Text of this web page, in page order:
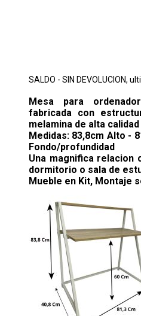
SALDO - SIN DEVOLUCION,
Mesa para
fabricada con
melamina de alta
Medidas: 83,8cm Alto -
Fondo/profundidad
Una magnifica relacion
dormitorio o sala de
Mueble en Kit, Montaje